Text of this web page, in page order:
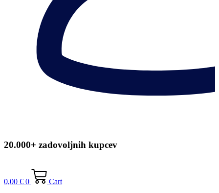
20.000+ zadovoljnih kupcev
0,00 € 0
Cart